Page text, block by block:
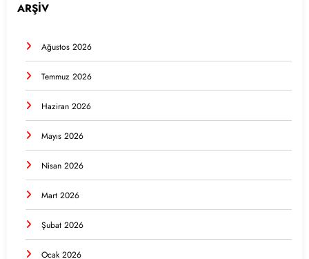
ARŞİV
Ağustos 2026
Temmuz 2026
Haziran 2026
Mayıs 2026
Nisan 2026
Mart 2026
Şubat 2026
Ocak 2026